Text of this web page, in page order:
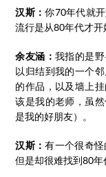
汉斯：你70年代就
流行是从80年代才开
余友涵：我指的是
以归结到我的一个
的作品，以及墙上
该是我的老师，虽
是我的好朋友）。
汉斯：有一个很奇
但是却很难找到80年